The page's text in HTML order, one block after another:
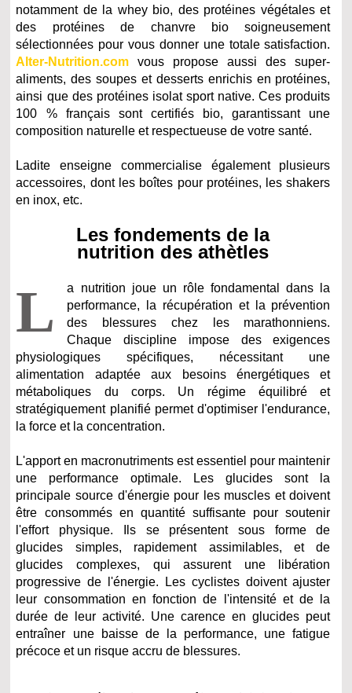
notamment de la whey bio, des protéines végétales et
des protéines de chanvre bio soigneusement
sélectionnées pour vous donner une totale satisfaction.
Alter-Nutrition.com vous propose aussi des super-
aliments, des soupes et desserts enrichis en protéines,
ainsi que des protéines isolat sport native. Ces produits
100 % français sont certifiés bio, garantissant une
composition naturelle et respectueuse de votre santé.
Ladite enseigne commercialise également plusieurs
accessoires, dont les boîtes pour protéines, les shakers
en inox, etc.
Les fondements de la
nutrition des athètles
L
a nutrition joue un rôle fondamental dans la
performance, la récupération et la prévention
des blessures chez les marathonniens.
Chaque discipline impose des exigences
physiologiques spécifiques, nécessitant une
alimentation adaptée aux besoins énergétiques et
métaboliques du corps. Un régime équilibré et
stratégiquement planifié permet d'optimiser l'endurance,
la force et la concentration.
L'apport en macronutriments est essentiel pour maintenir
une performance optimale. Les glucides sont la
principale source d'énergie pour les muscles et doivent
être consommés en quantité suffisante pour soutenir
l'effort physique. Ils se présentent sous forme de
glucides simples, rapidement assimilables, et de
glucides complexes, qui assurent une libération
progressive de l'énergie. Les cyclistes doivent ajuster
leur consommation en fonction de l'intensité et de la
durée de leur activité. Une carence en glucides peut
entraîner une baisse de la performance, une fatigue
précoce et un risque accru de blessures.